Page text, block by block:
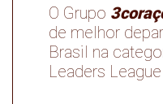
O Grupo
de melhor
Brasil na
Leaders